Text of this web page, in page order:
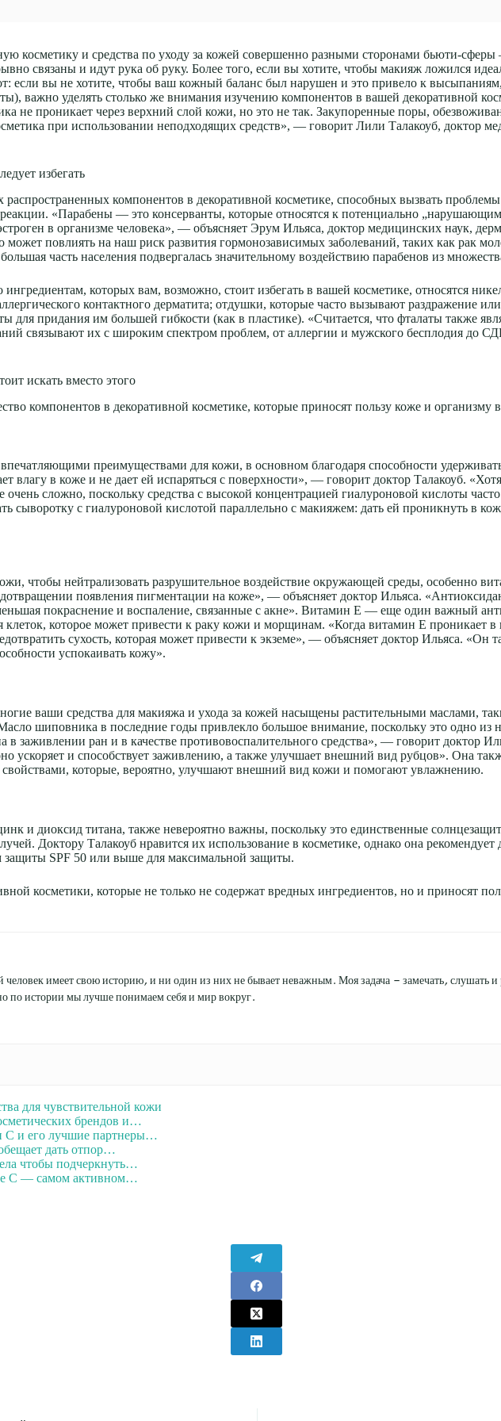
косметику и средства по уходу за кожей совершенно разными сторонами бьюти-
связаны и идут рука об руку. Более того, если вы хотите, чтобы макияж ложился
если вы не хотите, чтобы ваш кожный баланс был нарушен и это привело к
важно уделять столько же внимания изучению компонентов в вашей декоративной
не проникает через верхний слой кожи, но это не так. Закупоренные поры,
при использовании неподходящих средств», — говорит Лили Талакоуб, доктор
избегать
компонентов в декоративной косметике, способных вызвать
реакции. «Парабены — это консерванты, которые относятся к потенциально
в организме человека», — объясняет Эрум Ильяса, доктор медицинских наук,
может повлиять на наш риск развития гормонозависимых заболеваний, таких как рак
часть населения подвергалась значительному воздействию парабенов из
которых вам, возможно, стоит избегать в вашей косметике, относятся
контактного дерматита; отдушки, которые часто вызывают раздражение
для придания им большей гибкости (как в пластике). «Считается, что фталаты также
связывают их с широким спектром проблем, от аллергии и мужского бесплодия до
искать вместо этого
компонентов в декоративной косметике, которые приносят пользу коже и
преимуществами для кожи, в основном благодаря способности
влагу в коже и не дает ей испаряться с поверхности», — говорит доктор Талакоуб.
очень сложно, поскольку средства с высокой концентрацией гиалуроновой кислоты
сыворотку с гиалуроновой кислотой параллельно с макияжем: дать ей проникнуть в
чтобы нейтрализовать разрушительное воздействие окружающей среды, особенно
появления пигментации на коже», — объясняет доктор Ильяса.
покраснение и воспаление, связанные с акне». Витамин Е — еще один важный
клеток, которое может привести к раку кожи и морщинам. «Когда витамин Е проникает
сухость, которая может привести к экземе», — объясняет доктор Ильяса. «Он
успокаивать кожу».
ваши средства для макияжа и ухода за кожей насыщены растительными маслами,
шиповника в последние годы привлекло большое внимание, поскольку это одно из
в заживлении ран и в качестве противовоспалительного средства», — говорит доктор
ускоряет и способствует заживлению, а также улучшает внешний вид рубцов». Она
которые, вероятно, улучшают внешний вид кожи и помогают увлажнению.
и диоксид титана, также невероятно важны, поскольку это единственные
Доктору Талакоуб нравится их использование в косметике, однако она рекомендует
защиты SPF 50 или выше для максимальной защиты.
косметики, которые не только не содержат вредных ингредиентов, но и приносят
имеет свою историю, и ни один из них не бывает неважным. Моя задача — замечать, слушать и
по истории мы лучше понимаем себя и мир вокруг.
для чувствительной кожи
брендов и…
С и его лучшие партнеры…
дать отпор…
чтобы подчеркнуть…
С — самом активном…